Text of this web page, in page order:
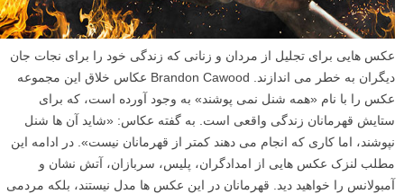
عکس هایی برای تجلیل از مردان و زنانی که زندگی خود را برای نجات جان
دیگران به خطر می اندازند. Brandon Cawood عکاس خلاق این مجموعه
عکس را با نام «همه شنل نمی پوشند» به وجود آورده است، که برای
ستایش قهرمانان زندگی واقعی است. به گفته عکاس: «شاید آن ها شنل
نپوشند، اما کاری که انجام می دهند کمتر از قهرمانان نیست». در ادامه این
مطلب لنزک عکس هایی از امدادگران، پلیس، سربازان، آتش نشان و
آمبولانس را خواهید دید. قهرمانان در این عکس ها مدل نیستند، بلکه مردمی